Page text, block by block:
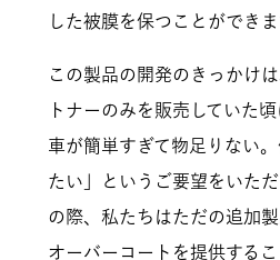
した被膜を保つことができま
この製品の開発のきっかけ
トナーのみを販売していた
車が簡単すぎて物足りない
たい」というご要望をいた
の際、私たちはただの追加
オーバーコートを提供するこ